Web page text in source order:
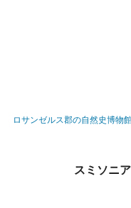
ロサンゼルス郡の自然史博物
スミソニ